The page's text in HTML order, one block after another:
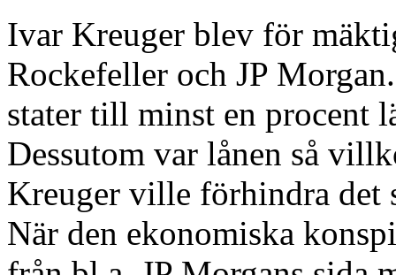
Ivar Kreuger blev för
Rockefeller och JP
stater till minst en procent
Dessutom var lånen så
Kreuger ville förhindra det
När den ekonomiska